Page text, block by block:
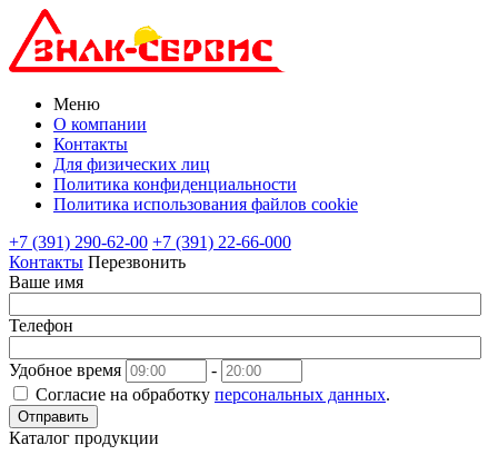
Меню
О компании
Контакты
Для физических лиц
Политика конфиденциальности
Политика использования файлов cookie
+7 (391) 290-62-00 +7 (391) 22-66-000
Контакты Перезвонить
Ваше имя
Телефон
Удобное время
-
Согласие на обработку персональных данных.
Отправить
Каталог продукции